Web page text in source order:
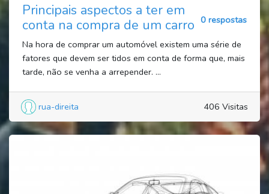
Principais aspectos a ter em
conta na compra de um carro 0 respostas
Na hora de comprar um automóvel existem uma série de
fatores que devem ser tidos em conta de forma que, mais
tarde, não se venha a arrepender. ...
rua-direita 406 Visitas